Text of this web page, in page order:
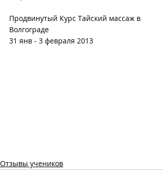
Продвинутый Курс Тайский массаж в
Волгограде
31 янв - 3 февраля 2013
Отзывы учеников